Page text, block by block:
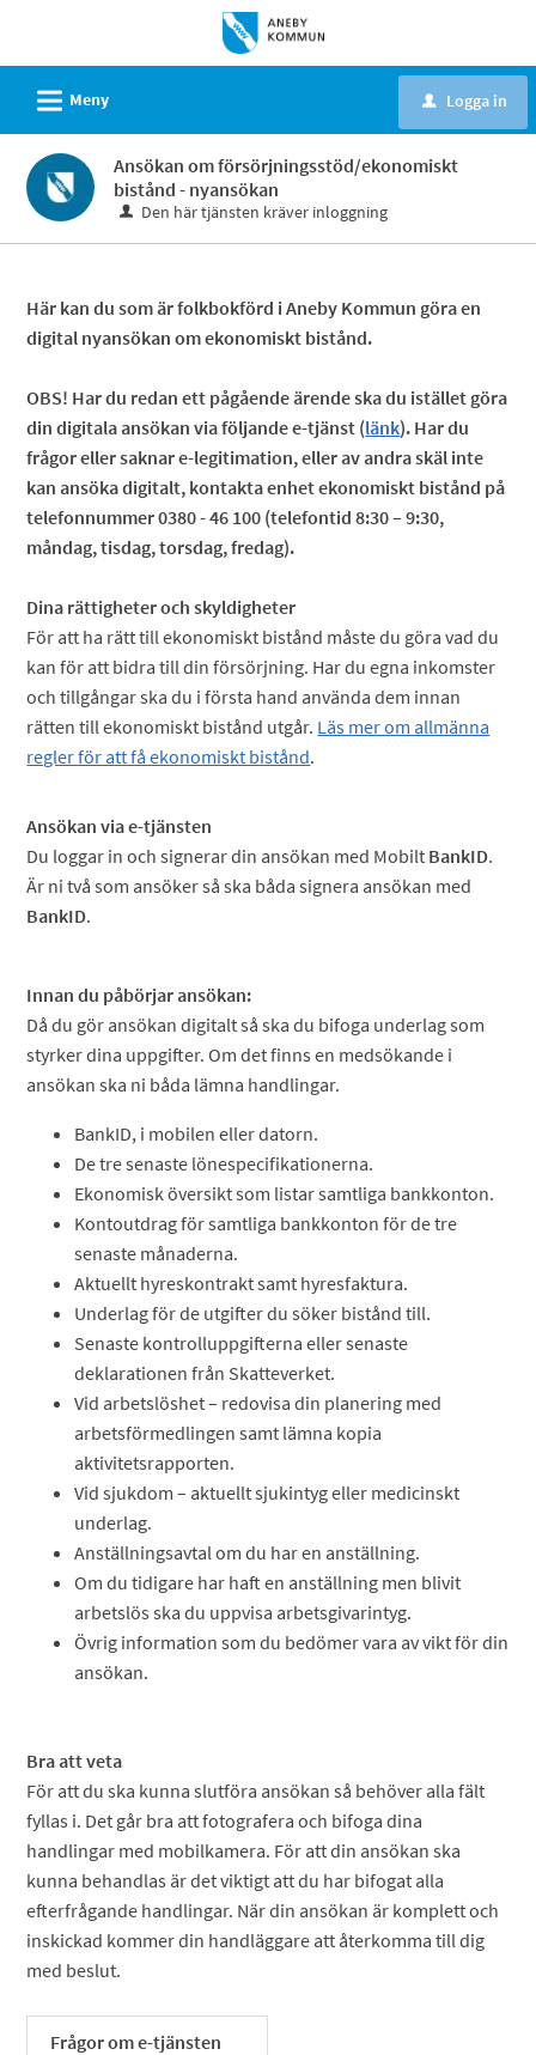
tjänster
Aneby
kommun
L Meny u Logga in
Ansökan om försörjningsstöd/ekonomiskt
bistånd - nyansökan
Den här tjänsten kräver inloggning
Här kan du som är folkbokförd i Aneby Kommun göra en
digital nyansökan om ekonomiskt bistånd.
OBS! Har du redan ett pågående ärende ska du istället göra
din digitala ansökan via följande e-tjänst (länk). Har du
frågor eller saknar e-legitimation, eller av andra skäl inte
kan ansöka digitalt, kontakta enhet ekonomiskt bistånd på
telefonnummer 0380 - 46 100 (telefontid 8:30 – 9:30,
måndag, tisdag, torsdag, fredag).
Dina rättigheter och skyldigheter
För att ha rätt till ekonomiskt bistånd måste du göra vad du
kan för att bidra till din försörjning. Har du egna inkomster
och tillgångar ska du i första hand använda dem innan
rätten till ekonomiskt bistånd utgår. Läs mer om allmänna
regler för att få ekonomiskt bistånd.
Ansökan via e-tjänsten
Du loggar in och signerar din ansökan med Mobilt BankID.
Är ni två som ansöker så ska båda signera ansökan med
BankID.
Innan du påbörjar ansökan:
Då du gör ansökan digitalt så ska du bifoga underlag som
styrker dina uppgifter. Om det finns en medsökande i
ansökan ska ni båda lämna handlingar.
BankID, i mobilen eller datorn.
De tre senaste lönespecifikationerna.
Ekonomisk översikt som listar samtliga bankkonton.
Kontoutdrag för samtliga bankkonton för de tre
senaste månaderna.
Aktuellt hyreskontrakt samt hyresfaktura.
Underlag för de utgifter du söker bistånd till.
Senaste kontrolluppgifterna eller senaste
deklarationen från Skatteverket.
Vid arbetslöshet – redovisa din planering med
arbetsförmedlingen samt lämna kopia
aktivitetsrapporten.
Vid sjukdom – aktuellt sjukintyg eller medicinskt
underlag.
Anställningsavtal om du har en anställning.
Om du tidigare har haft en anställning men blivit
arbetslös ska du uppvisa arbetsgivarintyg.
Övrig information som du bedömer vara av vikt för din
ansökan.
Bra att veta
För att du ska kunna slutföra ansökan så behöver alla fält
fyllas i. Det går bra att fotografera och bifoga dina
handlingar med mobilkamera. För att din ansökan ska
kunna behandlas är det viktigt att du har bifogat alla
efterfrågande handlingar. När din ansökan är komplett och
inskickad kommer din handläggare att återkomma till dig
med beslut.
Frågor om e-tjänsten